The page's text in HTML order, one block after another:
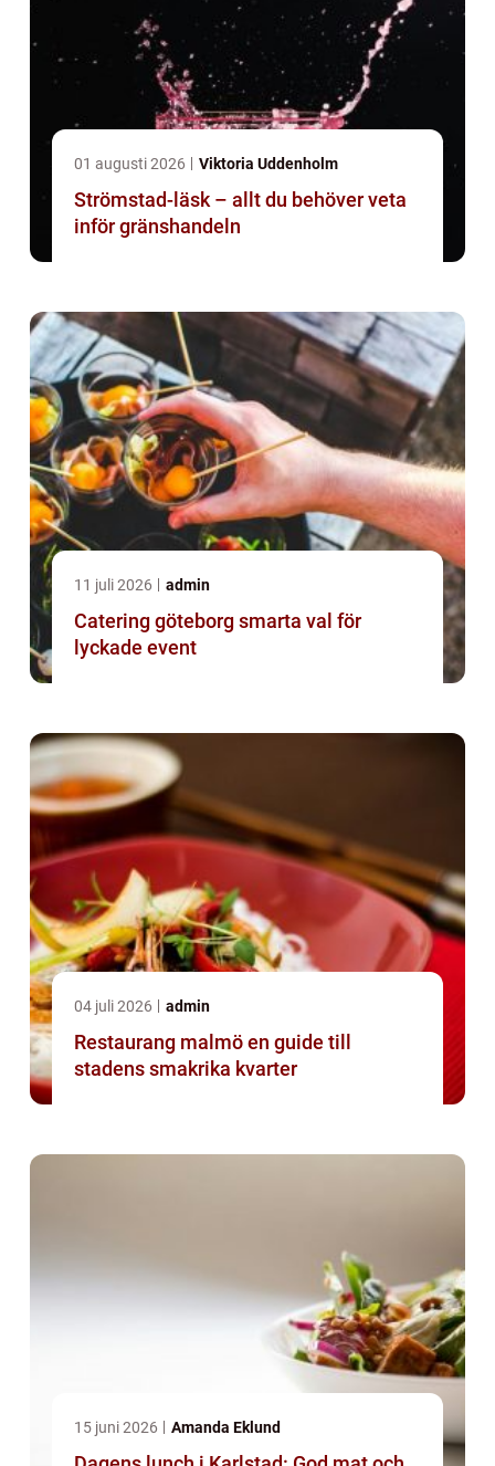
01 augusti 2026 Viktoria Uddenholm
Strömstad-läsk – allt du behöver veta
inför gränshandeln
11 juli 2026 admin
Catering göteborg smarta val för
lyckade event
04 juli 2026 admin
Restaurang malmö en guide till
stadens smakrika kvarter
15 juni 2026 Amanda Eklund